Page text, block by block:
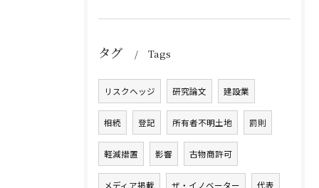
タグ Tags
リスクヘッジ 研究論文 建設業
相続 登記 所有者不明土地 罰則
軽減措置 影響 古物商許可
メディア掲載 ザ・イノベーター 代表